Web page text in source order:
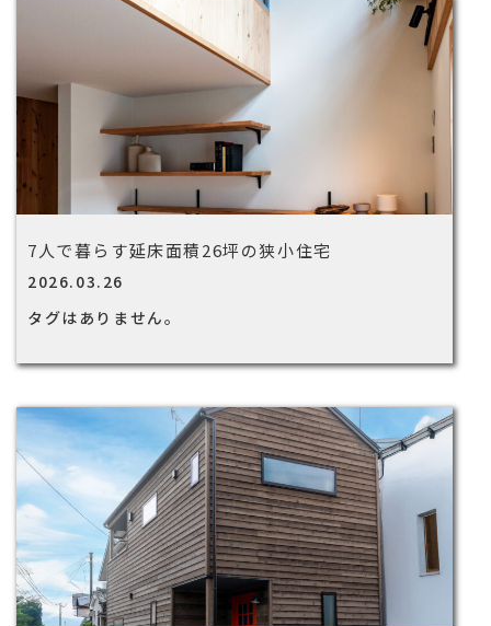
7人で暮らす延床面積26坪の狭小住宅
2026.03.26
タグはありません。